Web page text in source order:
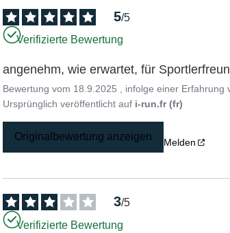
5/5
Verifizierte Bewertung
angenehm, wie erwartet, für
Bewertung vom 18.9.2025 , infolge einer Erfahrung
Ursprünglich veröffentlicht auf i-run.fr (fr)
Originalbewertung anzeigen Melden
3/5
Verifizierte Bewertung